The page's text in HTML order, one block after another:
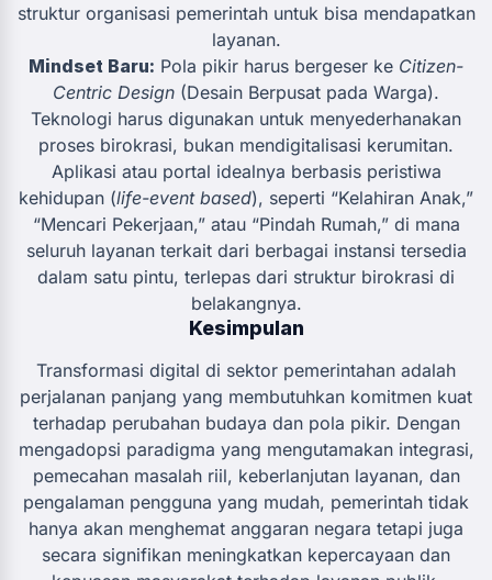
struktur organisasi pemerintah untuk bisa mendapatkan
layanan.
Mindset Baru: Pola pikir harus bergeser ke Citizen-
Centric Design (Desain Berpusat pada Warga).
Teknologi harus digunakan untuk menyederhanakan
proses birokrasi, bukan mendigitalisasi kerumitan.
Aplikasi atau portal idealnya berbasis peristiwa
kehidupan (life-event based), seperti “Kelahiran Anak,”
“Mencari Pekerjaan,” atau “Pindah Rumah,” di mana
seluruh layanan terkait dari berbagai instansi tersedia
dalam satu pintu, terlepas dari struktur birokrasi di
belakangnya.
Kesimpulan
Transformasi digital di sektor pemerintahan adalah
perjalanan panjang yang membutuhkan komitmen kuat
terhadap perubahan budaya dan pola pikir. Dengan
mengadopsi paradigma yang mengutamakan integrasi,
pemecahan masalah riil, keberlanjutan layanan, dan
pengalaman pengguna yang mudah, pemerintah tidak
hanya akan menghemat anggaran negara tetapi juga
secara signifikan meningkatkan kepercayaan dan